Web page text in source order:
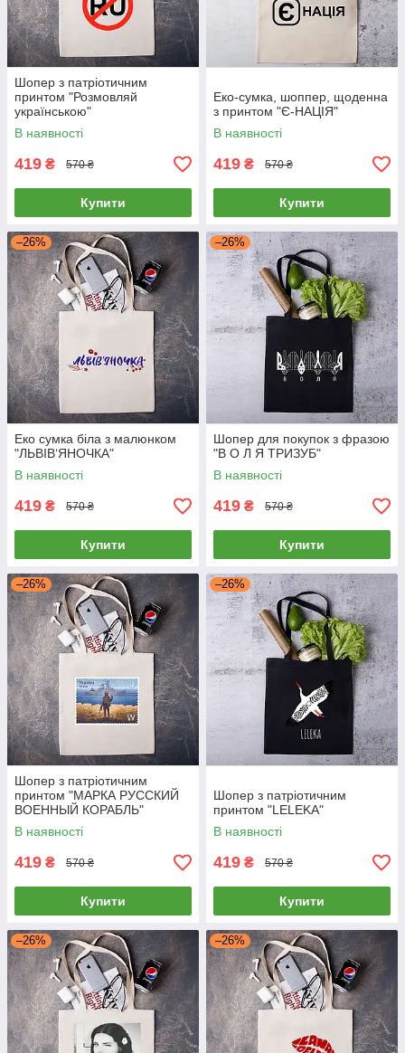
Шопер з патріотичним
принтом "Розмовляй
українською"
В наявності
419 ₴ 570 ₴
Купити
Еко-сумка, шоппер, щоденна
з принтом "Є-НАЦІЯ"
В наявності
419 ₴ 570 ₴
Купити
–26%
Еко сумка біла з малюнком
"ЛЬВІВ‘ЯНОЧКА"
В наявності
419 ₴ 570 ₴
Купити
–26%
Шопер для покупок з фразою
"В О Л Я ТРИЗУБ"
В наявності
419 ₴ 570 ₴
Купити
–26%
Шопер з патріотичним
принтом "МАРКА РУССКИЙ
ВОЕННЫЙ КОРАБЛЬ"
В наявності
419 ₴ 570 ₴
Купити
–26%
Шопер з патріотичним
принтом "LELEKA"
В наявності
419 ₴ 570 ₴
Купити
–26% –26%